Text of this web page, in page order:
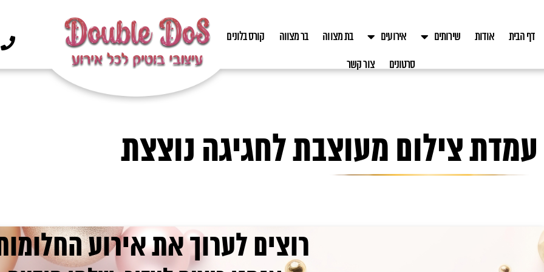
דף הבית אודות שירותים אירועים בת מצווה בר מצווה קורס בלונים
סרטונים צור קשר
עמדת צילום מעוצבת לחגיגה נוצצת
רוצים לערוך את אירוע